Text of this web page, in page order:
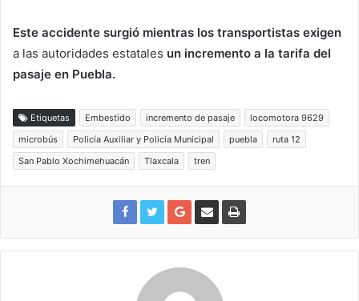
Este accidente surgió mientras los transportistas exigen
a las autoridades estatales un incremento a la tarifa del
pasaje en Puebla.
Etiquetas Embestido incremento de pasaje
locomotora 9629
microbús
Policía Auxiliar y Policía Municipal puebla
ruta 12
San Pablo Xochimehuacán
Tlaxcala tren